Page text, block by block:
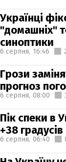
Українці
"домашніх"
синоптики
6 серпня, 16:46
Грози
прогноз
6 серпня, 08:00
Пік спеки в
+38 градусів
6 серпня, 06:40